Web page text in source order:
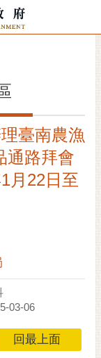
臺南農漁
通路拜會
月22日至
03-06
回最上面